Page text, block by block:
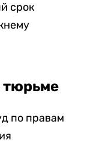
срок
тюрьме
по правам